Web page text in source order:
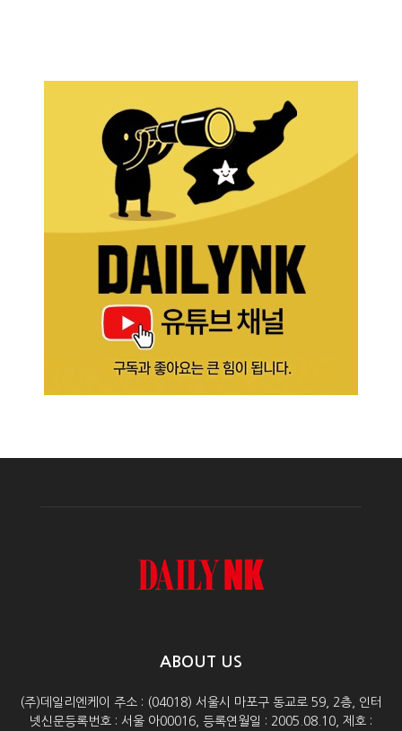
ABOUT US
(주)데일리엔케이 주소 : (04018) 서울시 마포구 동교로 59, 2층, 인터
넷신문등록번호 : 서울 아00016, 등록연월일 : 2005.08.10, 제호 :